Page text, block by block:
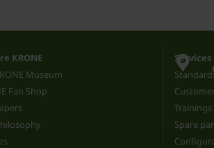
KRONE
Museum
Fan Shop
Services
Trainings
Spare